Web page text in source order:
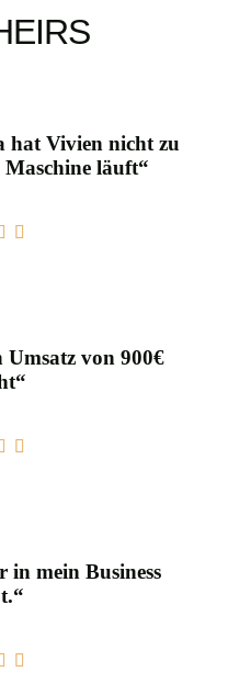
hat Vivien nicht zu
Maschine läuft“
Umsatz von 900€
in mein Business